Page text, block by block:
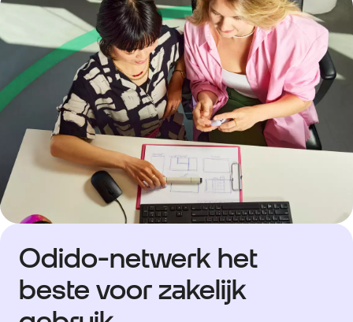
Odido-netwerk het
beste voor zakelijk